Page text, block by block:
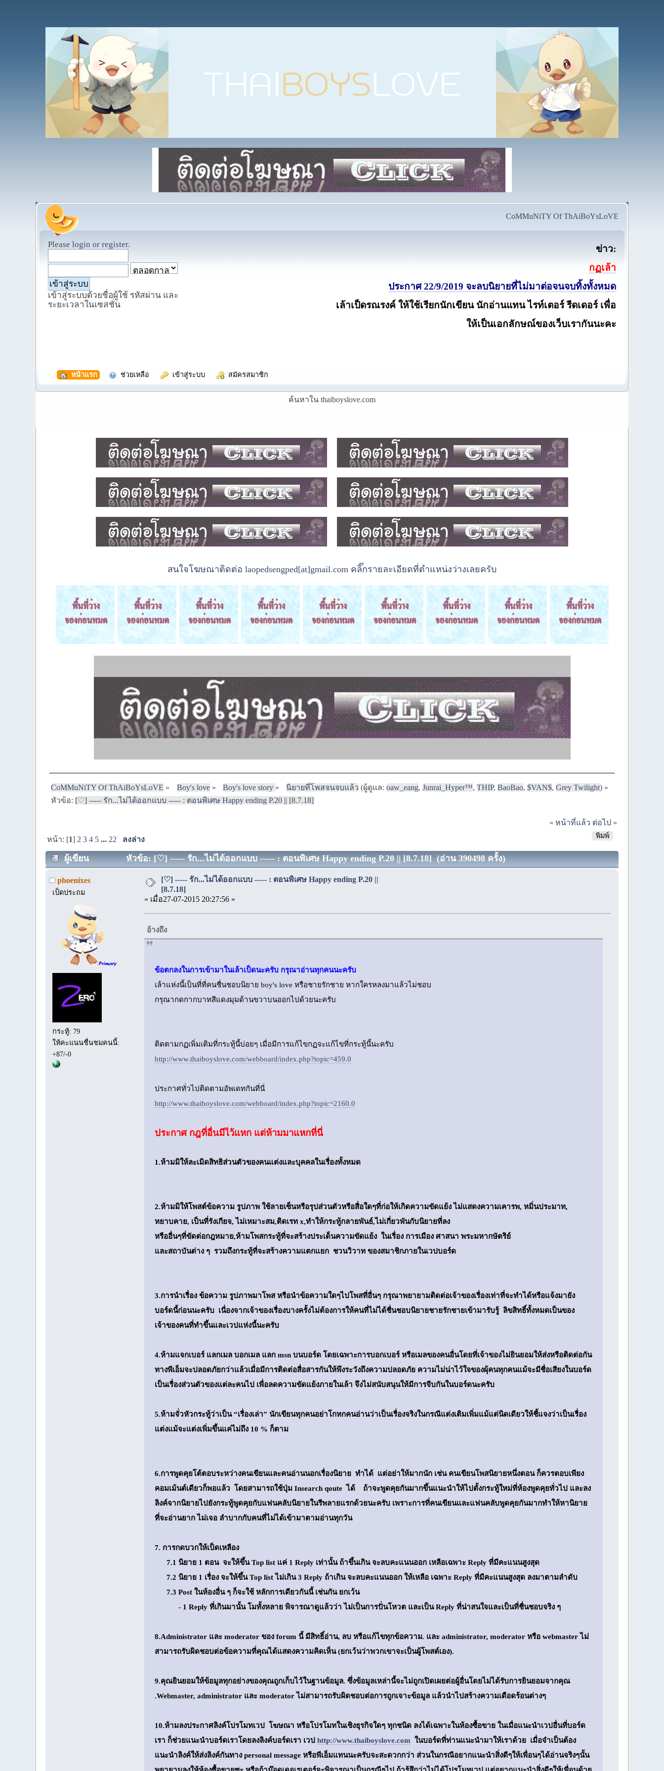
CoMMuNiTY Of ThAiBoYsLoVE
Please login or register.
เข้าสู่ระบบด้วยชื่อผู้ใช้ รหัสผ่าน และ
ระยะเวลาในเซสชั่น
ข่าว:
กฏเล้า
ประกาศ 22/9/2019 จะลบนิยายที่ไม่มาต่อจนจบทิ้งทั้งหมด
เล้าเป็ดรณรงค์ ให้ใช้เรียกนักเขียน นักอ่านแทน ไรท์เตอร์ รีดเดอร์ เพื่อ
ให้เป็นเอกลักษณ์ของเว็บเรากันนะคะ
หน้าแรก ช่วยเหลือ เข้าสู่ระบบ สมัครสมาชิก
ค้นหาใน thaiboyslove.com
สนใจโฆษณาติดต่อ laopedsengped[at]gmail.com คลิ๊กรายละเอียดที่ตำแหน่งว่างเลยครับ
CoMMuNiTY Of ThAiBoYsLoVE » Boy's love» Boy's love story » นิยายที่โพสจนจบแล้ว (ผู้ดูแล:oaw_eang,Junrai_Hyper™,THIP,BaoBao,$VAN$,Grey Twilight) »
หัวข้อ: [♡] ----- รัก...ไม่ได้ออกแบบ ----- : ตอนพิเศษ Happy ending P.20 || [8.7.18]
« หน้าที่แล้ว ต่อไป »
พิมพ์
หน้า: [1] 2 3 4 5 ... 22 ลงล่าง
ผู้เขียน หัวข้อ: [♡] ----- รัก...ไม่ได้ออกแบบ ----- : ตอนพิเศษ Happy ending P.20 || [8.7.18] (อ่าน 390498 ครั้ง)
phoenixes
เป็ดประถม
กระทู้: 79
ให้คะแนนชื่นชมคนนี้:
+87/-0
[♡] ----- รัก...ไม่ได้ออกแบบ ----- : ตอนพิเศษ Happy ending P.20 ||
[8.7.18]
« เมื่อ27-07-2015 20:27:56 »
อ้างถึง
ข้อตกลงในการเข้ามาในเล้าเป็ดนะครับ กรุณาอ่านทุกคนนะครับ
เล้าแห่งนี้เป็นที่ที่คนชื่นชอบนิยาย boy's love หรือชายรักชาย หากใครหลงมาแล้วไม่ชอบ
กรุณากดกากบาทสีแดงมุมด้านขวาบนออกไปด้วยนะครับ
ติดตามกฏเพิ่มเติมที่กระทู้นี้บ่อยๆ เมื่อมีการแก้ไขกฏจะแก้ไขที่กระทู้นี้นะครับ
http://www.thaiboyslove.com/webboard/index.php?topic=459.0
ประกาศทั่วไปติดตามอัพเดทกันที่นี่
http://www.thaiboyslove.com/webboard/index.php?topic=2160.0
ประกาศ กฎที่อื่นมีไว้แหก แต่ห้ามมาแหกที่นี่
1.ห้ามมิให้ละเมิดสิทธิส่วนตัวของคนแต่งและบุคคลในเรื่องทั้งหมด
2.ห้ามมิให้โพสต์ข้อความ รูปภาพ ใช้ลายเซ็นหรือรุปส่วนตัวหรือสื่อใดๆที่ก่อให้เกิดความขัดแย้ง ไม่แสดงความเคารพ, หมิ่นประมาท,
หยาบคาย, เป็นที่รังเกียจ, ไม่เหมาะสม,ติดเรท x,ทำให้กระทู้กลายพันธ์,ไม่เกี่ยวพันกับนิยายที่ลง
หรืออื่นๆที่ขัดต่อกฎหมาย,ห้ามโพสกระทู้ที่จะสร้างประเด็นความขัดแย้ง ในเรื่อง การเมือง ศาสนา พระมหากษัตริย์
และสถาบันต่าง ๆ รวมถึงกระทู้ที่จะสร้างความแตกแยก ชวนวิวาท ของสมาชิกภายในเวปบอร์ด
3.การนำเรื่อง ข้อความ รูปภาพมาโพส หรือนำข้อความใดๆไปโพสที่อื่นๆ กรุณาพยายามติดต่อเจ้าของเรื่องเท่าที่จะทำได้หรือแจ้งมายัง
บอร์ดนี้ก่อนนะครับ เนื่องจากเจ้าของเรื่องบางครั้งไม่ต้องการให้คนที่ไม่ได้ชื่นชอบนิยายชายรักชายเข้ามารับรู้ ลิขสิทธิ์ทั้งหมดเป็นของ
เจ้าของคนที่ทำขึ้นและเวปแห่งนี้นะครับ
4.ห้ามแจกเบอร์ แลกเมล บอกเมล แลก msn บนบอร์ด โดยเฉพาะการบอกเบอร์ หรือเมลของคนอื่นโดยที่เจ้าของไม่ยินยอมให้ส่งหรือติดต่อกัน
ทางพีเอ็มจะปลอดภัยกว่าแล้วเมื่อมีการติดต่อสื่อสารกันให้พึงระวังถึงความปลอดภัย ความไม่น่าไว้ใจของผุ้คนทุกคนแม้จะมีชื่อเสียงในบอร์ด
เป็นเรื่องส่วนตัวของแต่ละคนไป เพื่อลดความขัดแย้งภายในเล้า จึงไม่สนับสนุนให้มีการจีบกันในบอร์ดนะครับ
5.ห้ามจั่วหัวกระทู้ว่าเป็น “เรื่องเล่า” นักเขียนทุกคนอย่าโกหกคนอ่านว่าเป็นเรื่องจริงในกรณีแต่งเติมเพิ่มแม้แต่นิดเดียวให้ชี้แจงว่าเป็นเรื่อง
แต่งแม้จะแต่งเพิ่มขึ้นแค่ไม่ถึง 10 % ก็ตาม
6.การพูดคุยโต้ตอบระหว่างคนเขียนและคนอ่านนอกเรื่องนิยาย ทำได้ แต่อย่าให้มากนัก เช่น คนเขียนโพสนิยายหนึ่งตอน ก็ควรตอบเพียง
คอมเม้นต์เดียวก็พอแล้ว โดยสามารถใช้ปุ่ม Insearch qoute ได้ ถ้าจะพูดคุยกันมากขึ้นแนะนำให้ไปตั้งกระทู้ใหม่ที่ห้องพูดคุยทั่วไป และลง
ลิงค์จากนิยายไปยังกระทู้พูดคุยกับแฟนคลับนิยายในรีพลายแรกด้วยนะครับ เพราะการที่คนเขียนและแฟนคลับพูดคุยกันมากทำให้หานิยาย
ที่จะอ่านยาก ไม่เจอ ลำบากกับคนที่ไม่ได้เข้ามาตามอ่านทุกวัน
7. การกดบวกให้เป็ดเหลือง
7.1 นิยาย 1 ตอน จะให้ขึ้น Top list แค่ 1 Reply เท่านั้น ถ้าขึ้นเกิน จะลบคะแนนออก เหลือเฉพาะ Reply ที่มีคะแนนสูงสุด
7.2 นิยาย 1 เรื่อง จะให้ขึ้น Top list ไม่เกิน 3 Reply ถ้าเกิน จะลบคะแนนออก ให้เหลือ เฉพาะ Reply ที่มีคะแนนสูงสุด ลงมาตามลำดับ
7.3 Post ในห้องอื่น ๆ ก็จะใช้ หลักการเดียวกันนี้ เช่นกัน ยกเว้น
- 1 Reply ที่เกินมานั้น โมทั้งหลาย พิจารณาดูแล้วว่า ไม่เป็นการปั่นโหวต และเป็น Reply ที่น่าสนใจและเป็นที่ชื่นชอบจริง ๆ
8.Administrator และ moderator ของ forum นี้ มีสิทธิ์อ่าน, ลบ หรือแก้ไขทุกข้อความ. และ administrator, moderator หรือ webmaster ไม่
สามารถรับผิดชอบต่อข้อความที่คุณได้แสดงความคิดเห็น (ยกเว้นว่าพวกเขาจะเป็นผู้โพสต์เอง).
9.คุณยินยอมให้ข้อมูลทุกอย่างของคุณถูกเก็บไว้ในฐานข้อมูล. ซึ่งข้อมูลเหล่านี้จะไม่ถูกเปิดเผยต่อผู้อื่นโดยไม่ได้รับการยินยอมจากคุณ
.Webmaster, administrator และ moderator ไม่สามารถรับผิดชอบต่อการถูกเจาะข้อมูล แล้วนำไปสร้างความเดือดร้อนต่างๆ
10.ห้ามลงประกาศลิงค์โปรโมทเวป โฆษณา หรือโปรโมทในเชิงธุรกิจใดๆ ทุกชนิด ลงได้เฉพาะในห้องซื้อขาย ในเมื่อแนะนำเวปอื่นที่บอร์ด
เรา ก็ช่วยแนะนำบอร์ดเราโดยลงลิงค์บอร์ดเรา เวปhttp://www.thaiboyslove.com ในบอร์ดที่ท่านแนะนำมาให้เราด้วย เมื่อจำเป็นต้อง
แนะนำลิงค์ให้ส่งลิงค์กันทาง personal message หรือพีเอ็มแทนนะครับจะสะดวกกว่า ส่วนในกรณีอยากแนะนำสิ่งดีๆให้เพื่อนๆได้อ่านจริงๆนั้น